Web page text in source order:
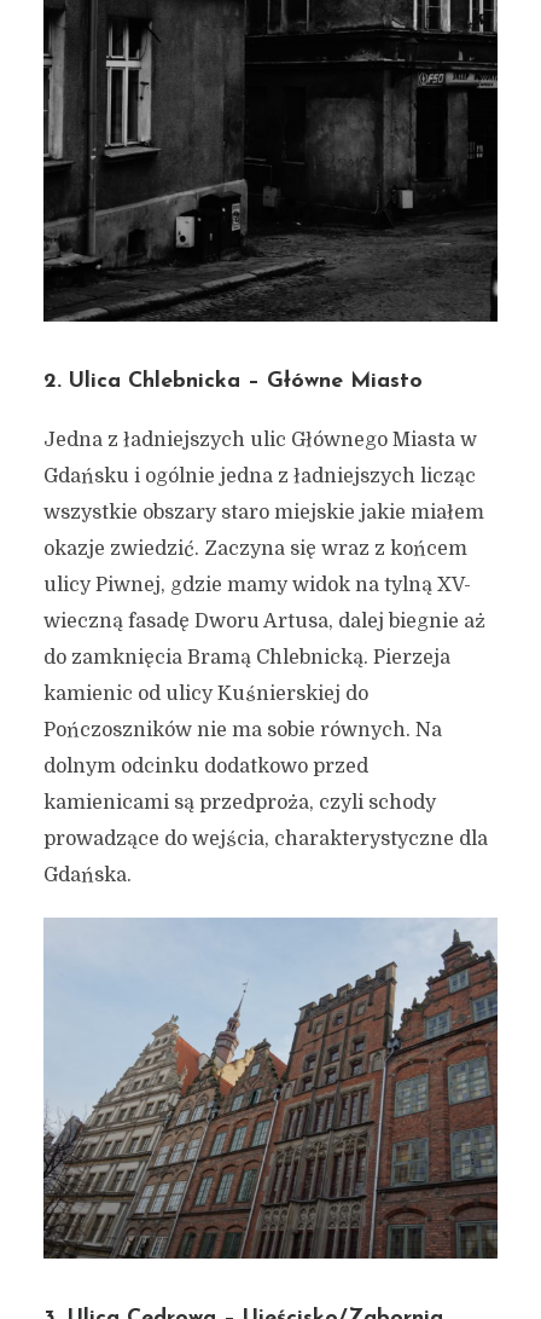
2. Ulica Chlebnicka – Główne Miasto
Jedna z ładniejszych ulic Głównego Miasta w
Gdańsku i ogólnie jedna z ładniejszych licząc
wszystkie obszary staro miejskie jakie miałem
okazje zwiedzić. Zaczyna się wraz z końcem
ulicy Piwnej, gdzie mamy widok na tylną XV-
wieczną fasadę Dworu Artusa, dalej biegnie aż
do zamknięcia Bramą Chlebnicką. Pierzeja
kamienic od ulicy Kuśnierskiej do
Pończoszników nie ma sobie równych. Na
dolnym odcinku dodatkowo przed
kamienicami są przedproża, czyli schody
prowadzące do wejścia, charakterystyczne dla
Gdańska.